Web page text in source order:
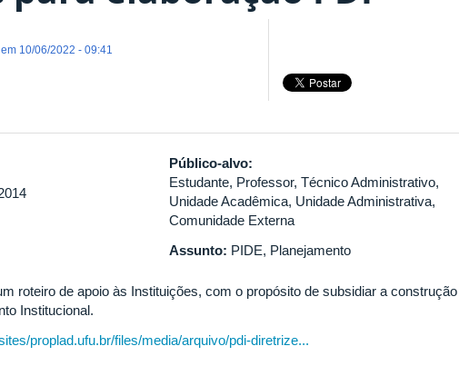
10/06/2022 - 09:41
Público-alvo:
Estudante, Professor, Técnico Administrativo,
Unidade Acadêmica, Unidade Administrativa,
Comunidade Externa
Assunto: PIDE, Planejamento
roteiro de apoio às Instituições, com o propósito de subsidiar a
Institucional.
proplad.ufu.br/files/media/arquivo/pdi-diretrize...